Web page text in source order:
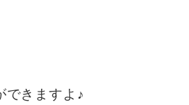
できますよ♪